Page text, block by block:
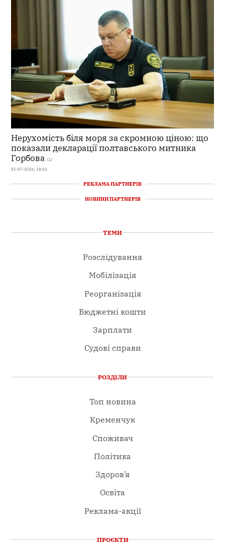
Нерухомість біля моря за скромною ціною: що
показали декларації полтавського митника
Горбова (1)
31-07-2026, 18:02
РЕКЛАМА ПАРТНЕРІВ
НОВИНИ ПАРТНЕРІВ
ТЕМИ
Розслідування
Мобілізація
Реорганізація
Бюджетні кошти
Зарплати
Судові справи
РОЗДІЛИ
Топ новина
Кременчук
Споживач
Політика
Здоров’я
Освіта
Реклама-акції
ПРОЄКТИ